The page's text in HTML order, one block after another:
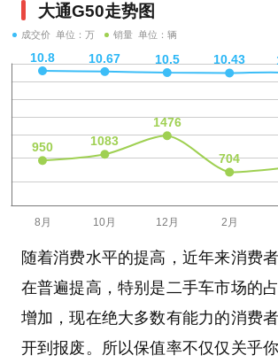
大通G50走势图
成交价 单位：万 销量 单位：辆
随着消费水平的提高，近年来消费
在普遍提高，特别是二手车市场的
增加，现在绝大多数有能力的消费
开到报废。所以保值率不仅仅关乎